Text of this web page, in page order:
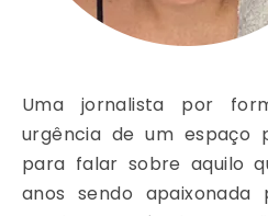
Uma jornalista por
urgência de um espaço
para falar sobre aquilo
anos sendo